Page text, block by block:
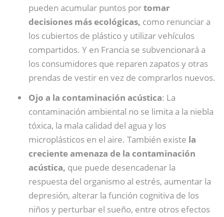
pueden acumular puntos portomar
decisiones más ecológicas, como renunciar a
los cubiertos de plástico y utilizar vehículos
compartidos. Y en Francia se subvencionará a
los consumidores que reparen zapatos y otras
prendas de vestir en vez de comprarlos nuevos.
Ojo a la contaminación acústica: La
contaminación ambiental no se limita a la niebla
tóxica, la mala calidad del agua y los
microplásticos en el aire. También existe la
creciente amenaza de la contaminación
acústica, que puede desencadenar la
respuesta del organismo al estrés, aumentar la
depresión, alterar la función cognitiva de los
niños y perturbar el sueño, entre otros efectos